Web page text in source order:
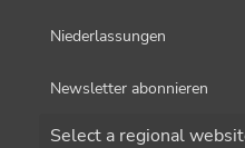
Niederlassungen
Newsletter abonnieren